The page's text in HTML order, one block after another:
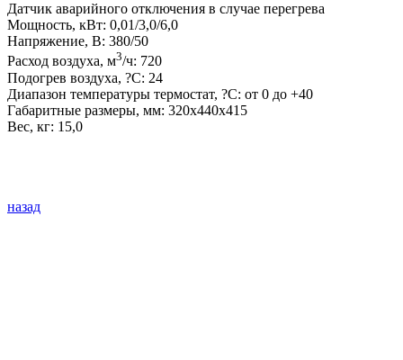
Датчик аварийного отключения в случае перегрева
Мощность, кВт: 0,01/3,0/6,0
Напряжение, В: 380/50
Расход воздуха, м3/ч: 720
Подогрев воздуха, ?C: 24
Диапазон температуры термостат, ?C: от 0 до +40
Габаритные размеры, мм: 320х440х415
Вес, кг: 15,0
назад